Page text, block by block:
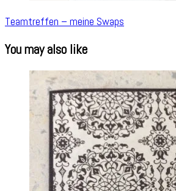
Teamtreffen – meine Swaps
You may also like